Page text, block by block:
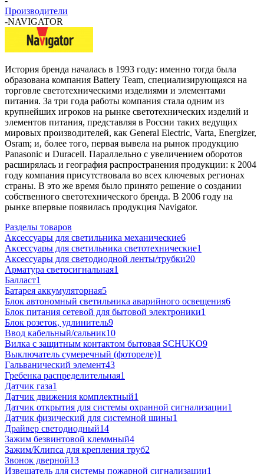
Производители
-NAVIGATOR
История бренда началась в 1993 году: именно тогда была
образована компания Battery Team, специализирующаяся на
торговле светотехническими изделиями и элементами
питания. За три года работы компания стала одним из
крупнейших игроков на рынке светотехнических изделий и
элементов питания, представляя в России таких ведущих
мировых производителей, как General Electric, Varta, Energizer,
Osram; и, более того, первая вывела на рынок продукцию
Panasonic и Duracell. Параллельно с увеличением оборотов
расширялась и география распространения продукции: к 2004
году компания присутствовала во всех ключевых регионах
страны. В это же время было принято решение о создании
собственного светотехнического бренда. В 2006 году на
рынке впервые появилась продукция Navigator.
Разделы товаров
Аксессуары для светильника механические6
Аксессуары для светильника светотехнические1
Аксессуары для светодиодной ленты/трубки20
Арматура светосигнальная1
Балласт1
Батарея аккумуляторная5
Блок автономный светильника аварийного освещения6
Блок питания сетевой для бытовой электроники1
Блок розеток, удлинитель9
Ввод кабельный/сальник10
Вилка с защитным контактом бытовая SCHUKO9
Выключатель сумеречный (фотореле)1
Гальванический элемент43
Гребенка распределительная1
Датчик газа1
Датчик движения комплектный1
Датчик открытия для системы охранной сигнализации1
Датчик физический для системной шины1
Драйвер светодиодный14
Зажим безвинтовой клеммный4
Зажим/Клипса для крепления труб2
Звонок дверной13
Извещатель для системы пожарной сигнализации1